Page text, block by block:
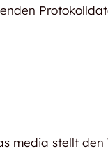
media stellt